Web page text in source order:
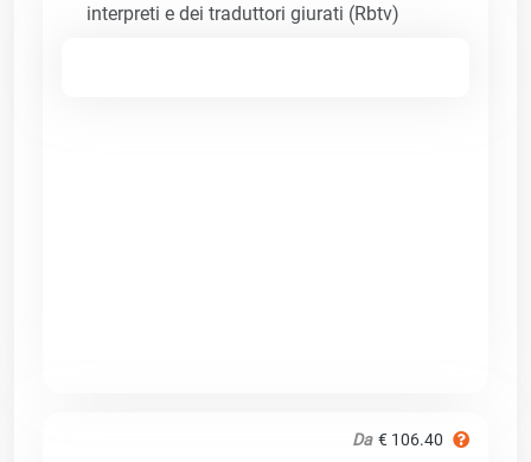
interpreti e dei traduttori giurati (Rbtv)
Da € 106.40